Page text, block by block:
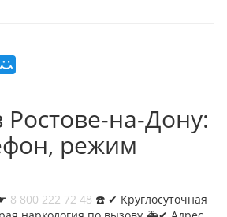
Ростове-на-Дону:
режим
8 800 222 72 48 ☎️ ✔︎ Круглосуточная